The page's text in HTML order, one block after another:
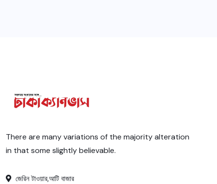
There are many variations of the majority alteration
in that some slightly believable.
জেরিন টাওয়ার,আটি বাজার